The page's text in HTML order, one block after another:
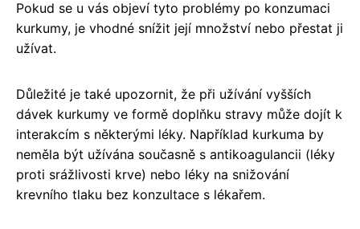
Pokud se u vás objeví tyto problémy po konzumaci
kurkumy, je vhodné snížit její množství nebo přestat ji
užívat.
Důležité je také upozornit, že při užívání vyšších
dávek kurkumy ve formě doplňku stravy může dojít k
interakcím s některými léky. Například kurkuma by
neměla být užívána současně s antikoagulancii (léky
proti srážlivosti krve) nebo léky na snižování
krevního tlaku bez konzultace s lékařem.